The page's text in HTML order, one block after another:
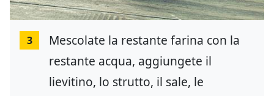
3
Mescolate la restante farina con la
restante acqua, aggiungete il
lievitino, lo strutto, il sale, le